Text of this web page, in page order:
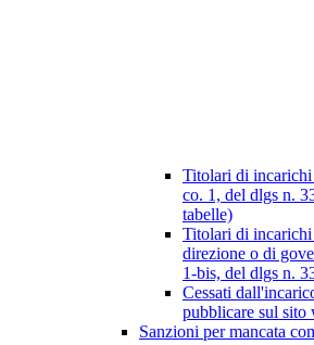
Titolari di
co. 1, del dlgs n.
tabelle)
Titolari di
direzione o di
1-bis, del dlgs n.
Cessati
pubblicare sul sito
Sanzioni per mancata